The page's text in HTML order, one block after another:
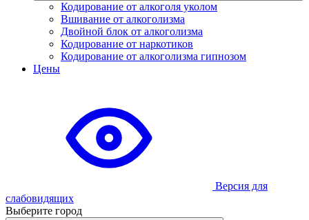
Кодирование от алкоголя уколом
Вшивание от алкоголизма
Двойной блок от алкоголизма
Кодирование от наркотиков
Кодирование от алкоголизма гипнозом
Цены
Версия для
слабовидящих
Выберите город